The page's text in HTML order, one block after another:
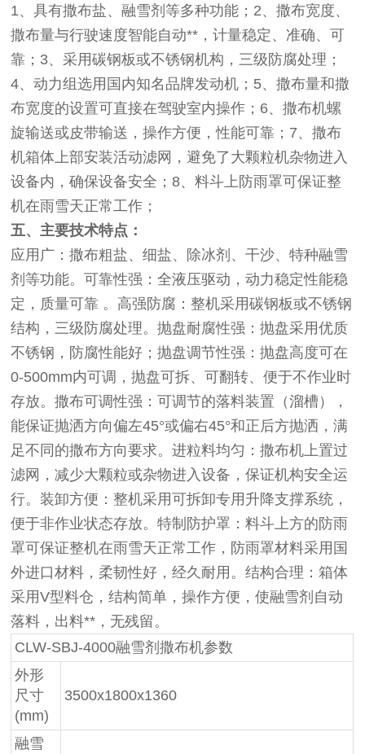
1、具有撒布盐、融雪剂等多种功能；2、撒布宽度、
撒布量与行驶速度智能自动**，计量稳定、准确、可
靠；3、采用碳钢板或不锈钢机构，三级防腐处理；
4、动力组选用国内知名品牌发动机；5、撒布量和撒
布宽度的设置可直接在驾驶室内操作；6、撒布机螺
旋输送或皮带输送，操作方便，性能可靠；7、撒布
机箱体上部安装活动滤网，避免了大颗粒机杂物进入
设备内，确保设备安全；8、料斗上防雨罩可保证整
机在雨雪天正常工作；
五、主要技术特点：
应用广：撒布粗盐、细盐、除冰剂、干沙、特种融雪
剂等功能。可靠性强：全液压驱动，动力稳定性能稳
定，质量可靠 。高强防腐：整机采用碳钢板或不锈钢
结构，三级防腐处理。抛盘耐腐性强：抛盘采用优质
不锈钢，防腐性能好；抛盘调节性强：抛盘高度可在
0-500mm内可调，抛盘可拆、可翻转、便于不作业时
存放。撒布可调性强：可调节的落料装置（溜槽），
能保证抛洒方向偏左45°或偏右45°和正后方抛洒，满
足不同的撒布方向要求。进粒料均匀：撒布机上置过
滤网，减少大颗粒或杂物进入设备，保证机构安全运
行。装卸方便：整机采用可拆卸专用升降支撑系统，
便于非作业状态存放。特制防护罩：料斗上方的防雨
罩可保证整机在雨雪天正常工作，防雨罩材料采用国
外进口材料，柔韧性好，经久耐用。结构合理：箱体
采用V型料仓，结构简单，操作方便，使融雪剂自动
落料，出料**，无残留。
CLW-SBJ-4000融雪剂撒布机参数
外形
尺寸
(mm)
3500x1800x1360
融雪